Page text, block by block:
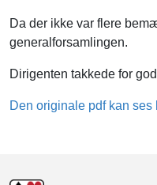
Da der ikke var flere
generalforsamlingen.
Dirigenten takkede for
Den originale pdf kan ses